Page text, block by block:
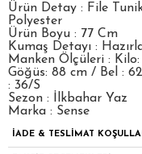
Ürün Detay : File
Polyester
Ürün Boyu : 77 Cm
Kumaş Detayı :
Manken Ölçüleri :
Göğüs: 88 cm / Bel :
: 36/S
Sezon : İlkbahar Yaz
Marka : Sense
İADE & TESLİMAT